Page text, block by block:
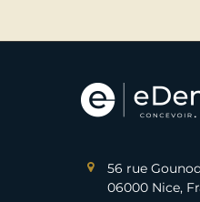
56 rue
06000 Nice,